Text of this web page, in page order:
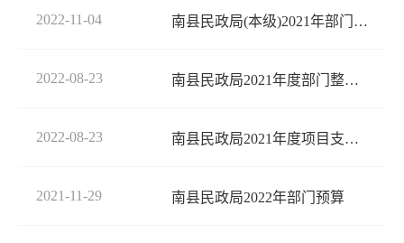
2022-11-04 南县民政局(本级)2021年部门决算公开说明
2022-08-23 南县民政局2021年度部门整体支出绩效评价报告
2022-08-23 南县民政局2021年度项目支出绩效评价报告
2021-11-29 南县民政局2022年部门预算